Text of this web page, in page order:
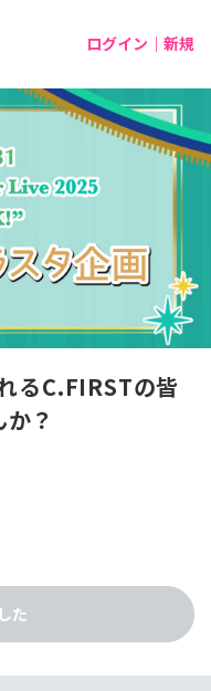
ログイン｜新規
るC.FIRSTの皆
？
た